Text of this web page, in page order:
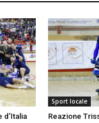
d’Italia
Sport locale
Reazione